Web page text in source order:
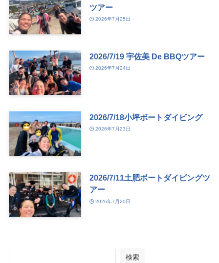
ツアー
2026年7月25日
2026/7/19 宇佐美 De BBQツアー
2026年7月24日
2026/7/18小坪ボートダイビング
2026年7月23日
2026/7/11土肥ボートダイビングツ
アー
2026年7月20日
検索